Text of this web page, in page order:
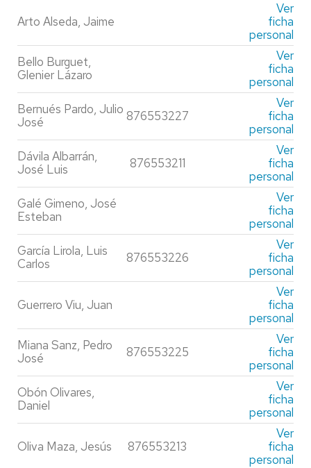
Arto Alseda, Jaime
Ver
ficha
personal
Bello Burguet,
Glenier Lázaro
Ver
ficha
personal
Bernués Pardo, Julio
José
876553227
Ver
ficha
personal
Dávila Albarrán,
José Luis
876553211
Ver
ficha
personal
Galé Gimeno, José
Esteban
Ver
ficha
personal
García Lirola, Luis
Carlos
876553226
Ver
ficha
personal
Guerrero Viu, Juan
Ver
ficha
personal
Miana Sanz, Pedro
José
876553225
Ver
ficha
personal
Obón Olivares,
Daniel
Ver
ficha
personal
Oliva Maza, Jesús 876553213
Ver
ficha
personal